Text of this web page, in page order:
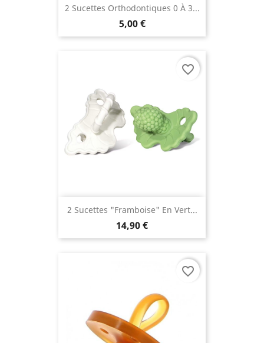
2 Sucettes Orthodontiques 0 À 3...
5,00 €
2 Sucettes "Framboise" En Vert...
14,90 €
favorite_border
favorite_border